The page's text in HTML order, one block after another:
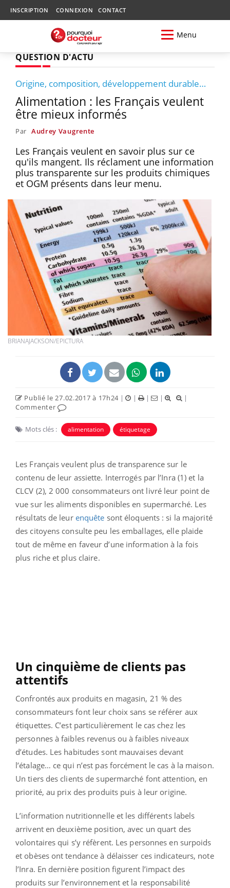
INSCRIPTION CONNEXION CONTACT
Menu
QUESTION D'ACTU
Origine, composition, développement durable…
Alimentation : les Français veulent
être mieux informés
Par Audrey Vaugrente
Les Français veulent en savoir plus sur ce
qu'ils mangent. Ils réclament une information
plus transparente sur les produits chimiques
et OGM présents dans leur menu.
BRIANAJACKSON/EPICTURA
Publié le 27.02.2017 à 17h24 | | | |
|
Commenter
Mots clés : alimentation étiquetage
Les Français veulent plus de transparence sur le
contenu de leur assiette. Interrogés par l’Inra (1) et la
CLCV (2), 2 000 consommateurs ont livré leur point de
vue sur les aliments disponibles en supermarché. Les
résultats de leur enquête sont éloquents : si la majorité
des citoyens consulte peu les emballages, elle plaide
tout de même en faveur d’une information à la fois
plus riche et plus claire.
Un cinquième de clients pas
attentifs
Confrontés aux produits en magasin, 21 % des
consommateurs font leur choix sans se référer aux
étiquettes. C’est particulièrement le cas chez les
personnes à faibles revenus ou à faibles niveaux
d’études. Les habitudes sont mauvaises devant
l’étalage… ce qui n’est pas forcément le cas à la maison.
Un tiers des clients de supermarché font attention, en
priorité, au prix des produits puis à leur origine.
L’information nutritionnelle et les différents labels
arrivent en deuxième position, avec un quart des
volontaires qui s’y réfèrent. Les personnes en surpoids
et obèses ont tendance à délaisser ces indicateurs, note
l’Inra. En dernière position figurent l’impact des
produits sur l’environnement et la responsabilité